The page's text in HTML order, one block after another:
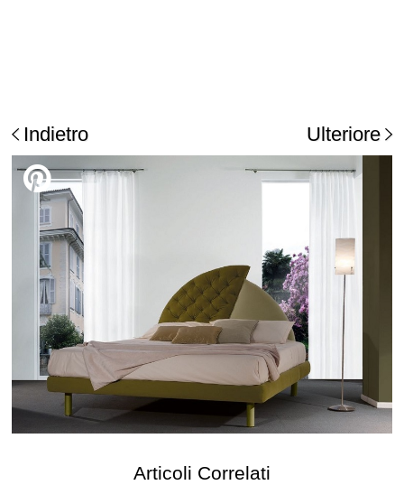
Indietro Ulteriore
Articoli Correlati